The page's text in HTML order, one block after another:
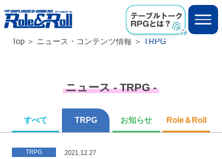
Top ニュース・コンテンツ情報 TRPG
ニュース - TRPG -
すべて TRPG お知らせ Role＆Roll
TRPG 2021.12.27